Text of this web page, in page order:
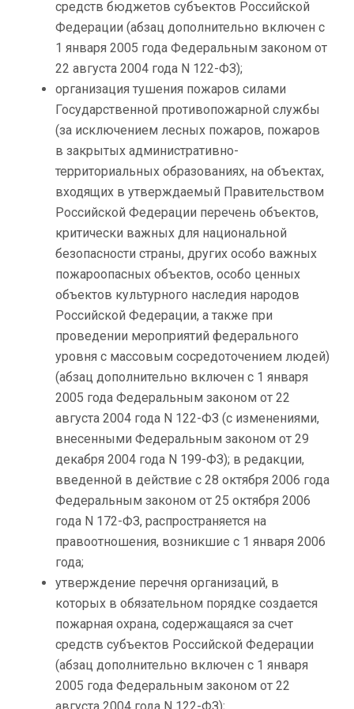
средств бюджетов субъектов Российской
Федерации (абзац дополнительно включен с
1 января 2005 года Федеральным законом от
22 августа 2004 года N 122-ФЗ);
организация тушения пожаров силами
Государственной противопожарной службы
(за исключением лесных пожаров, пожаров
в закрытых административно-
территориальных образованиях, на объектах,
входящих в утверждаемый Правительством
Российской Федерации перечень объектов,
критически важных для национальной
безопасности страны, других особо важных
пожароопасных объектов, особо ценных
объектов культурного наследия народов
Российской Федерации, а также при
проведении мероприятий федерального
уровня с массовым сосредоточением людей)
(абзац дополнительно включен с 1 января
2005 года Федеральным законом от 22
августа 2004 года N 122-ФЗ (с изменениями,
внесенными Федеральным законом от 29
декабря 2004 года N 199-ФЗ); в редакции,
введенной в действие с 28 октября 2006 года
Федеральным законом от 25 октября 2006
года N 172-ФЗ, распространяется на
правоотношения, возникшие с 1 января 2006
года;
утверждение перечня организаций, в
которых в обязательном порядке создается
пожарная охрана, содержащаяся за счет
средств субъектов Российской Федерации
(абзац дополнительно включен с 1 января
2005 года Федеральным законом от 22